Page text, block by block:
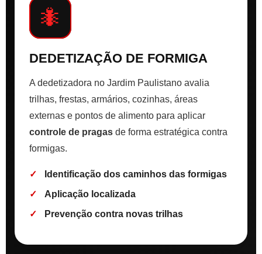
🐜
DEDETIZAÇÃO DE FORMIGA
A dedetizadora no Jardim Paulistano avalia
trilhas, frestas, armários, cozinhas, áreas
externas e pontos de alimento para aplicar
controle de pragas de forma estratégica contra
formigas.
Identificação dos caminhos das formigas
Aplicação localizada
Prevenção contra novas trilhas